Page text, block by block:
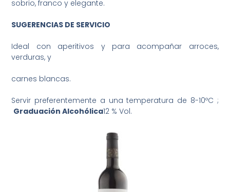
sobrio, franco y elegante.
SUGERENCIAS DE SERVICIO
Ideal con aperitivos y para acompañar arroces,
verduras, y
carnes blancas.
Servir preferentemente a una temperatura de 8-10ºC ;
GraduaciónAlcohólica12 % Vol.